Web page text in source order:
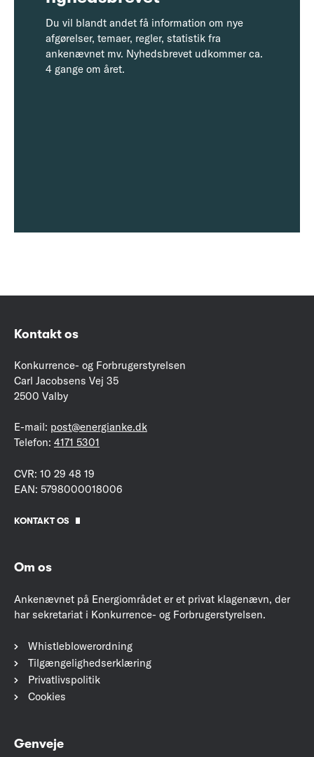
Du vil blandt andet få information om nye
afgørelser, temaer, regler, statistik fra
ankenævnet mv. Nyhedsbrevet udkommer ca.
4 gange om året.
Kontakt os
Konkurrence- og Forbrugerstyrelsen
Carl Jacobsens Vej 35
2500 Valby
E-mail: post@energianke.dk
Telefon: 4171 5301
CVR: 10 29 48 19
EAN: 5798000018006
KONTAKT OS
Om os
Ankenævnet på Energiområdet er et privat klagenævn, der
har sekretariat i Konkurrence- og Forbrugerstyrelsen.
Whistleblowerordning
Tilgængelighedserklæring
Privatlivspolitik
Cookies
Genveje